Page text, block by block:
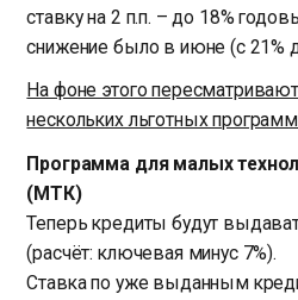
ставку на 2 п.п. – до 18%
снижение было в июне (с 21%
На фоне этого
нескольких льготных
Программа для малых
(МТК)
Теперь кредиты будут
(расчёт: ключевая минус 7%).
Ставка по уже выданным